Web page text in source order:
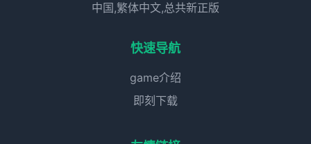
中国,繁体中文,总共新正版
快速导航
game介绍
即刻下载